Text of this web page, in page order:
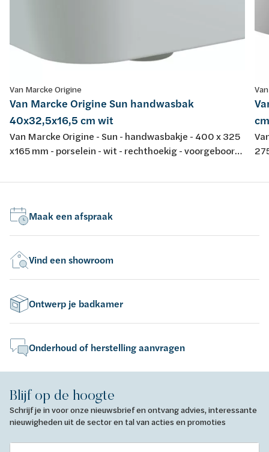
Van Marcke Origine
Van Marcke Origine Sun handwasbak
40x32,5x16,5 cm wit
Van Marcke Origine - Sun - handwasbakje - 400 x 325
x165 mm - porselein - wit - rechthoekig - voorgeboord
Maak een afspraak
Vind een showroom
Ontwerp je badkamer
Onderhoud of herstelling aanvragen
Blijf op de hoogte
Schrijf je in voor onze nieuwsbrief en ontvang advies, interessante
nieuwigheden uit de sector en tal van acties en promoties